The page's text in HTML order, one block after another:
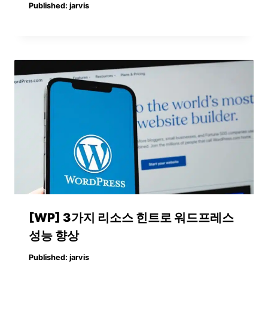
Published: jarvis
[WP] 3가지 리소스 힌트로 워드프레스
성능 향상
Published: jarvis